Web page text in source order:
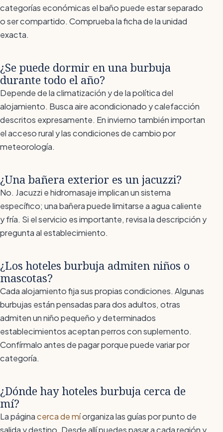
categorías económicas el baño puede estar separado
o ser compartido. Comprueba la ficha de la unidad
exacta.
¿Se puede dormir en una burbuja
durante todo el año?
Depende de la climatización y de la política del
alojamiento. Busca aire acondicionado y calefacción
descritos expresamente. En invierno también importan
el acceso rural y las condiciones de cambio por
meteorología.
¿Una bañera exterior es un jacuzzi?
No. Jacuzzi e hidromasaje implican un sistema
específico; una bañera puede limitarse a agua caliente
y fría. Si el servicio es importante, revisa la descripción y
pregunta al establecimiento.
¿Los hoteles burbuja admiten niños o
mascotas?
Cada alojamiento fija sus propias condiciones. Algunas
burbujas están pensadas para dos adultos, otras
admiten un niño pequeño y determinados
establecimientos aceptan perros con suplemento.
Confírmalo antes de pagar porque puede variar por
categoría.
¿Dónde hay hoteles burbuja cerca de
mí?
La páginacerca de míorganiza las guías por punto de
salida y destino. Desde allí puedes pasar a cada región y